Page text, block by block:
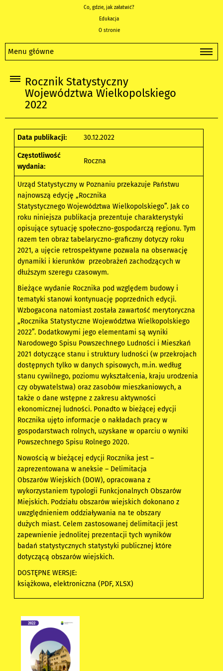
Co, gdzie, jak załatwić?
Edukacja
O stronie
Menu główne
Rocznik Statystyczny
Województwa Wielkopolskiego
2022
Data publikacji: 30.12.2022
Częstotliwość
wydania:
Roczna
Urząd Statystyczny w Poznaniu przekazuje Państwu
najnowszą edycję „Rocznika
Statystycznego Województwa Wielkopolskiego”. Jak co
roku niniejsza publikacja prezentuje charakterystyki
opisujące sytuację społeczno-gospodarczą regionu. Tym
razem ten obraz tabelaryczno-graficzny dotyczy roku
2021, a ujęcie retrospektywne pozwala na obserwację
dynamiki i kierunków przeobrażeń zachodzących w
dłuższym szeregu czasowym.
Bieżące wydanie Rocznika pod względem budowy i
tematyki stanowi kontynuację poprzednich edycji.
Wzbogacona natomiast została zawartość merytoryczna
„Rocznika Statystyczne Województwa Wielkopolskiego
2022”. Dodatkowymi jego elementami są wyniki
Narodowego Spisu Powszechnego Ludności i Mieszkań
2021 dotyczące stanu i struktury ludności (w przekrojach
dostępnych tylko w danych spisowych, m.in. według
stanu cywilnego, poziomu wykształcenia, kraju urodzenia
czy obywatelstwa) oraz zasobów mieszkaniowych, a
także o dane wstępne z zakresu aktywności
ekonomicznej ludności. Ponadto w bieżącej edycji
Rocznika ujęto informacje o nakładach pracy w
gospodarstwach rolnych, uzyskane w oparciu o wyniki
Powszechnego Spisu Rolnego 2020.
Nowością w bieżącej edycji Rocznika jest –
zaprezentowana w aneksie – Delimitacja
Obszarów Wiejskich (DOW), opracowana z
wykorzystaniem typologii Funkcjonalnych Obszarów
Miejskich. Podziału obszarów wiejskich dokonano z
uwzględnieniem oddziaływania na te obszary
dużych miast. Celem zastosowanej delimitacji jest
zapewnienie jednolitej prezentacji tych wyników
badań statystycznych statystyki publicznej które
dotyczącą obszarów wiejskich.
DOSTĘPNE WERSJE:
książkowa, elektroniczna (PDF, XLSX)